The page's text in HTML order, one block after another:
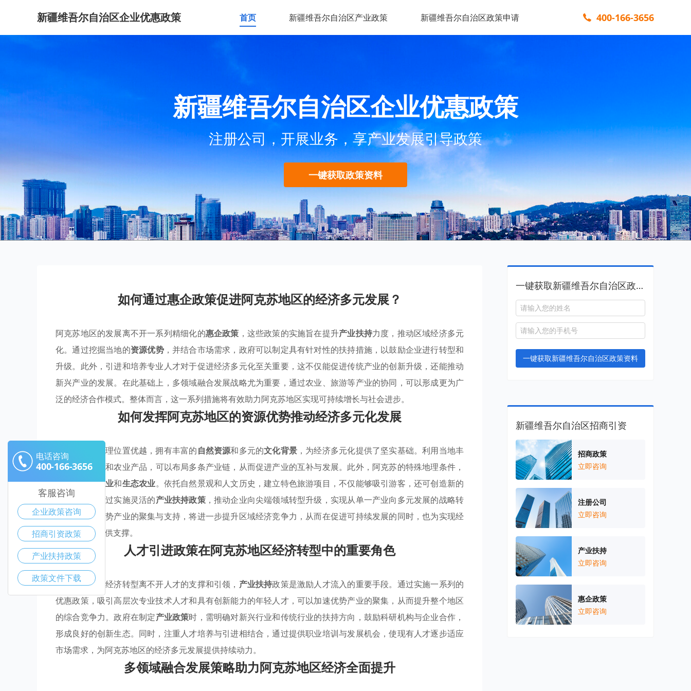
新疆维吾尔自治区企业优惠政策 首页 新疆维吾尔自治区产业政策 新疆维吾尔自治区政策申请 400-166-3656
新疆维吾尔自治区企业优惠政策
注册公司，开展业务，享产业发展引导政策
一键获取政策资料
如何通过惠企政策促进阿克苏地区的经济多元发展？
阿克苏地区的发展离不开一系列精细化的惠企政策 ，这些政策的实施旨在提升产业扶持力度，推动区域经济多元
化。通过挖掘当地的资源优势，并结合市场需求，政府可以制定具有针对性的扶持措施，以鼓励企业进行转型和
升级。此外，引进和培养专业人才对于促进经济多元化至关重要，这不仅能促进传统产业的创新升级，还能推动
新兴产业的发展。在此基础上，多领域融合发展战略尤为重要，通过农业、旅游等产业的协同，可以形成更为广
泛的经济合作模式。整体而言，这一系列措施将有效助力阿克苏地区实现可持续增长与社会进步。
如何发挥阿克苏地区的资源优势推动经济多元化发展
阿克苏地区地理位置优越，拥有丰富的自然资源和多元的文化背景 ，为经济多元化提供了坚实基础。利用当地丰
富的矿产资源和农业产品，可以布局多条产业链，从而促进产业的互补与发展。此外，阿克苏的特殊地理条件，
适合发展旅游业和生态农业。依托自然景观和人文历史，建立特色旅游项目，不仅能够吸引游客，还可创造新的
就业机会。通过实施灵活的产业扶持政策，推动企业向尖端领域转型升级，实现从单一产业向多元发展的战略转
型。加强对优势产业的聚集与支持，将进一步提升区域经济竞争力，从而在促进可持续发展的同时，也为实现经
济结构转型提供支撑。
人才引进政策在阿克苏地区经济转型中的重要角色
阿克苏地区的经济转型离不开人才的支撑和引领， 产业扶持政策是激励人才流入的重要手段。通过实施一系列的
优惠政策，吸引高层次专业技术人才和具有创新能力的年轻人才，可以加速优势产业的聚集，从而提升整个地区
的综合竞争力。政府在制定产业政策时，需明确对新兴行业和传统行业的扶持方向，鼓励科研机构与企业合作，
形成良好的创新生态。同时，注重人才培养与引进相结合，通过提供职业培训与发展机会，使现有人才逐步适应
市场需求，为阿克苏地区的经济多元发展提供持续动力。
多领域融合发展策略助力阿克苏地区经济全面提升
一键获取新疆维吾尔自治区政策资料
一键获取新疆维吾尔自治区政策资料
新疆维吾尔自治区招商引资
招商政策
立即咨询
注册公司
立即咨询
产业扶持
立即咨询
惠企政策
立即咨询
电话咨询
400-166-3656
客服咨询
企业政策咨询
招商引资政策
产业扶持政策
政策文件下载